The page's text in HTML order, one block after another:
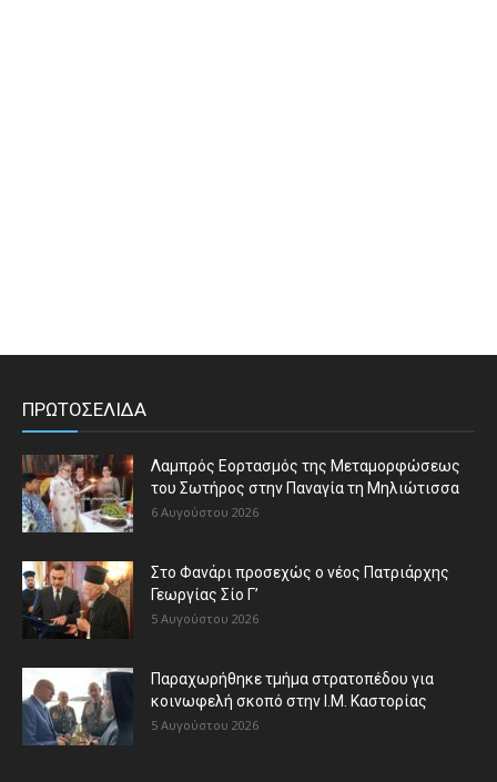
ΠΡΩΤΟΣΕΛΙΔΑ
Λαμπρός Εορτασμός της Μεταμορφώσεως
του Σωτήρος στην Παναγία τη Μηλιώτισσα
6 Αυγούστου 2026
Στο Φανάρι προσεχώς ο νέος Πατριάρχης
Γεωργίας Σίο Γ’
5 Αυγούστου 2026
Παραχωρήθηκε τμήμα στρατοπέδου για
κοινωφελή σκοπό στην Ι.Μ. Καστορίας
5 Αυγούστου 2026